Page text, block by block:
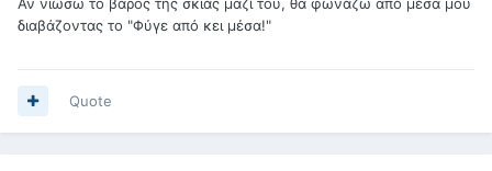
διαβάζοντας το "Φύγε από κει μέσα!"
Quote